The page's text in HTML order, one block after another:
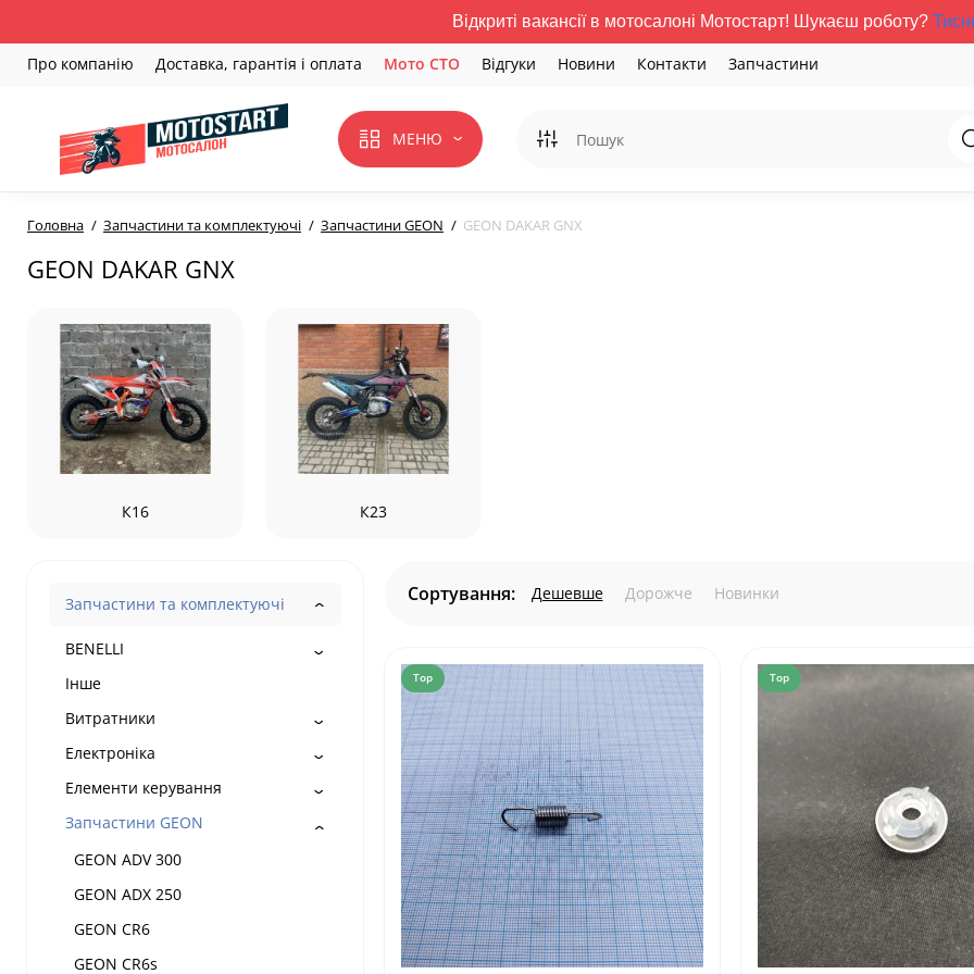
Відкриті вакансії в мотосалоні Мотостарт! Шукаєш роботу?
Про компанію Доставка, гарантія і оплата Мото СТО Відгуки Новини Контакти Запчастини
МЕНЮ
Головна Запчастини та комплектуючі Запчастини GEON GEON DAKAR GNX
GEON DAKAR GNX
К16 К23
Запчастини та комплектуючі
BENELLI
Інше
Витратники
Електроніка
Елементи керування
Запчастини GEON
GEON ADV 300
GEON ADX 250
GEON CR6
GEON CR6s
Сортування: Дешевше Дорожче Новинки
Top Top